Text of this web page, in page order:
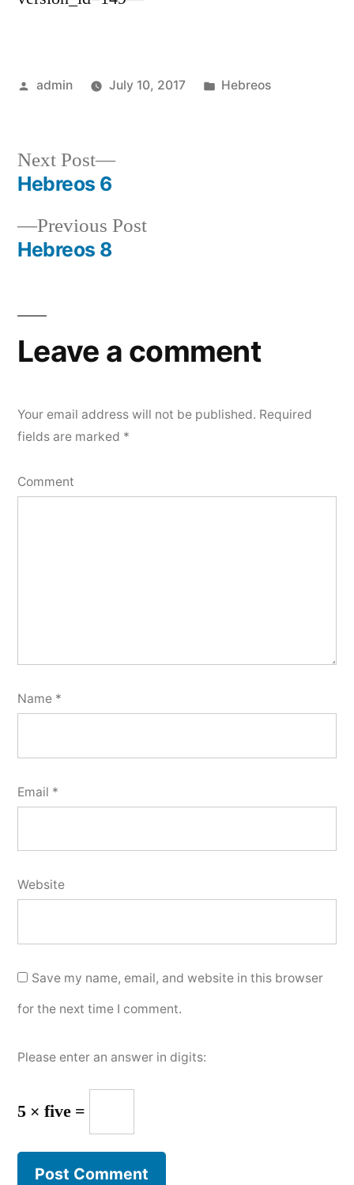
Posted
admin July 10, 2017
Posted
Hebreos
Post
navigation
Previous PostPrevious
Hebreos 8
Next Post
Next
Hebreos 6
Leave a comment
Your email address will not be published. Required
fields are marked *
Comment
Name *
Email *
Website
Save my name, email, and website in this browser
for the next time I comment.
Please enter an answer in digits:
5 × five =